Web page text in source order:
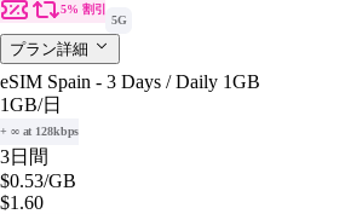
5% 割引
5G
プラン詳細
eSIM Spain - 3 Days / Daily 1GB
1GB/日
+ ∞ at 128kbps
3日間
$0.53/GB
$1.60